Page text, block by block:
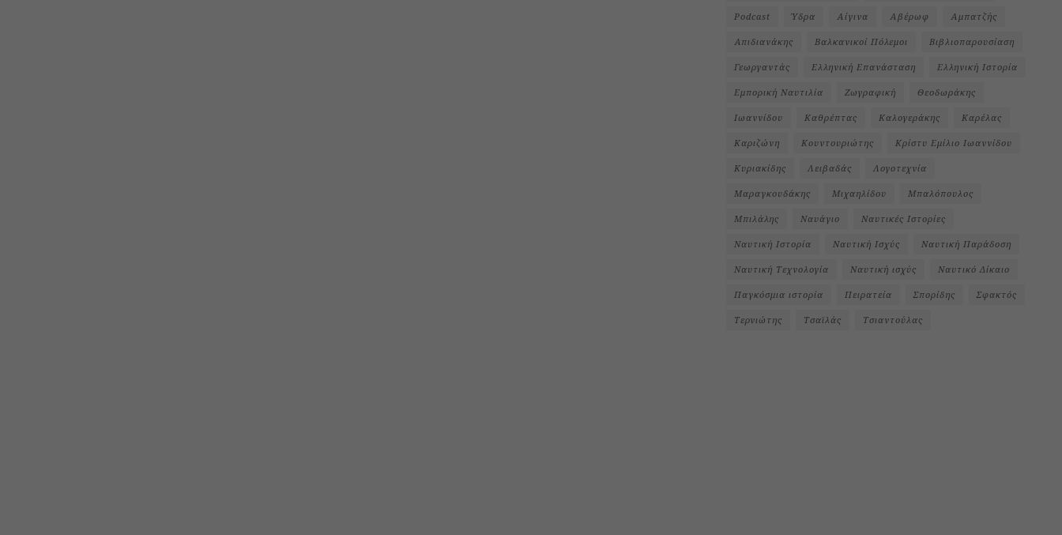
Podcast Ύδρα Αίγινα Αβέρωφ Αμπατζής
Απιδιανάκης Βαλκανικοί Πόλεμοι Βιβλιοπαρουσίαση
Γεωργαντάς Ελληνική Επανάσταση Ελληνική Ιστορία
Εμπορική Ναυτιλία Ζωγραφική Θεοδωράκης
Ιωαννίδου Καθρέπτας Καλογεράκης Καρέλας
Καριζώνη Κουντουριώτης Κρίστυ Εμίλιο Ιωαννίδου
Κυριακίδης Λειβαδάς Λογοτεχνία
Μαραγκουδάκης Μιχαηλίδου Μπαλόπουλος
Μπιλάλης Ναυάγιο Ναυτικές Ιστορίες
Ναυτική Ιστορία Ναυτική Ισχύς Ναυτική Παράδοση
Ναυτική Τεχνολογία Ναυτική ισχύς Ναυτικό Δίκαιο
Παγκόσμια ιστορία Πειρατεία Σπορίδης Σφακτός
Τερνιώτης Τσαϊλάς Τσιαντούλας